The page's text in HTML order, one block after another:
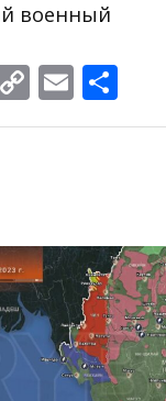
военный
Copy
Link
Email